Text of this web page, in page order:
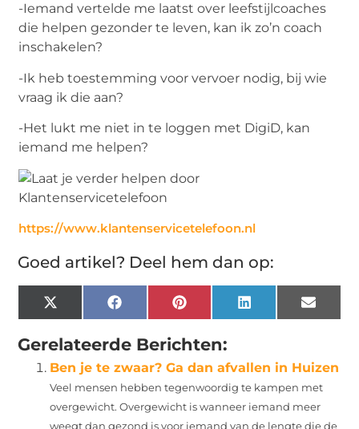
-Iemand vertelde me laatst over leefstijlcoaches
die helpen gezonder te leven, kan ik zo’n coach
inschakelen?
-Ik heb toestemming voor vervoer nodig, bij wie
vraag ik die aan?
-Het lukt me niet in te loggen met DigiD, kan
iemand me helpen?
https://www.klantenservicetelefoon.nl
Goed artikel? Deel hem dan op:
X
(Twitter)
FacebookPinterest LinkedIn Email
Gerelateerde Berichten:
Ben je te zwaar? Ga dan afvallen in Huizen
Veel mensen hebben tegenwoordig te kampen met
overgewicht. Overgewicht is wanneer iemand meer
weegt dan gezond is voor iemand van de lengte die de